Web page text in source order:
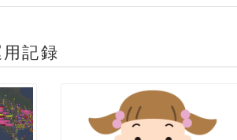
記録